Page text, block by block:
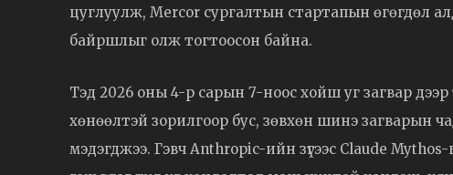
цуглуулж, Mercor сургалтын стартапын өгөгдөл
байршлыг олж тогтоосон байна.
Тэд 2026 оны 4-р сарын 7-ноос хойш уг загвар
хөнөөлтэй зорилгоор бус, зөвхөн шинэ загварын
мэдэгджээ. Гэвч Anthropic-ийн зүгээс Claude